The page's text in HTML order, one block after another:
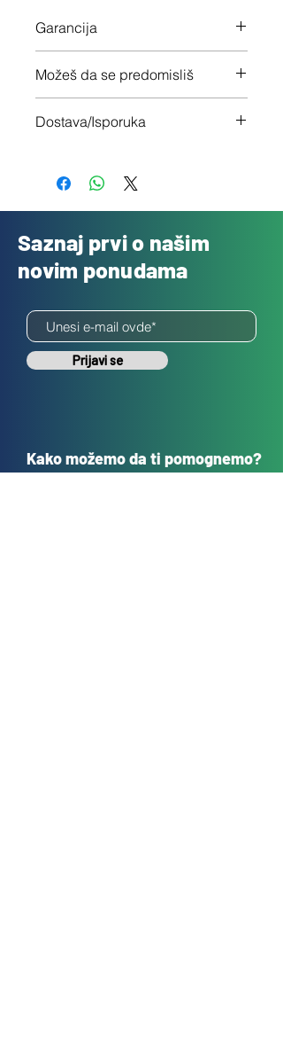
Garancija
Možeš da se predomisliš
nisi zadovoljan
Dostava/Isporuka
Saznaj prvi o našim
novim ponudama
Prijavi se
Kako možemo da ti pomognemo?